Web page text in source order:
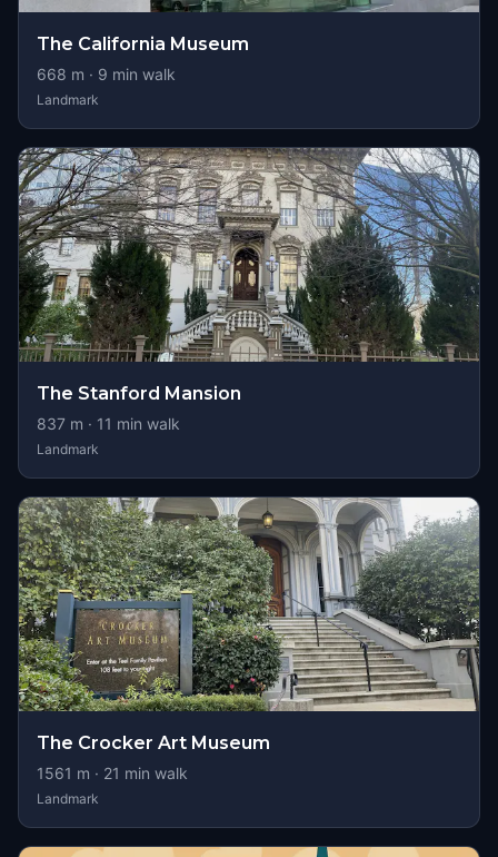
The California Museum
668 m · 9 min walk
Landmark
The Stanford Mansion
837 m · 11 min walk
Landmark
The Crocker Art Museum
1561 m · 21 min walk
Landmark